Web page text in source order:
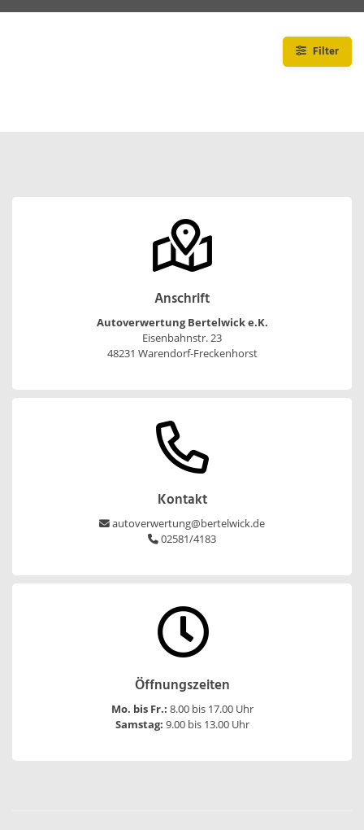
Filter
Anschrift
Autoverwertung Bertelwick e.K.
Eisenbahnstr. 23
48231 Warendorf-Freckenhorst
Kontakt
autoverwertung@bertelwick.de
02581/4183
Öffnungszeiten
Mo. bis Fr.: 8.00 bis 17.00 Uhr
Samstag: 9.00 bis 13.00 Uhr